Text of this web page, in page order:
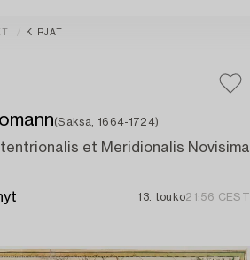
KIRJAT
(Saksa, 1664-1724)
et Meridionalis Novisima
13. touko21:56 CEST